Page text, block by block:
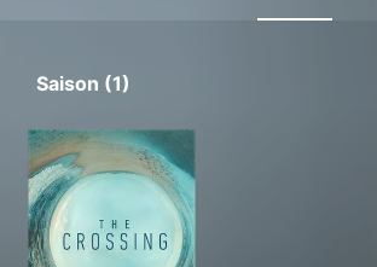
Saison (1)